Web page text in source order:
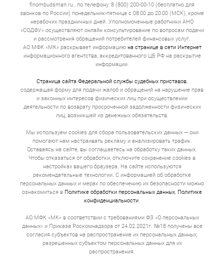
finombudsman.ru , по телефону: 8 (800) 200-00-10 (бесплатно для
звонков по России) понедельник-пятница с 08:00 до 20:00 (МСК), кроме
нерабочих праздничных дней. Уполномоченные работники АНО
«СОДФУ» осуществляют онлайн консультирование по вопросам подачи
и рассмотрения обращений потребителей финансовых услуг.
АО МФК «МК» раскрывает информацию на странице в сети Интернет
информационного агентства, аккредитованного ЦБ РФ на раскрытие
информации.
Страница сайта Федеральной службы судебных приставов,
содержащая форму для подачи жалоб и обращений на нарушение прав
и законных интересов физических лиц при осуществлении
деятельности по возврату просроченной задолженности физических
лиц, возникшей из денежных обязательств.
Мы используем cookies для сбора пользовательских данных — они
помогают нам настраивать рекламу и анализировать трафик.
Оставаясь на сайте, вы соглашаетесь на обработку таких данных.
Чтобы отказаться от обработки, отключите сохранение cookies в
настройках вашего браузера. На сайте используются
рекомендательные технологии. С информацией об обработке
персональных данных и мерах по обеспечению их безопасности можно
ознакомиться в Политике обработки персональных данных, Политике
конфиденциальности.
АО МФК «МК» в соответствии с требованиями ФЗ «О персональных
данных» и Приказа Роскомнадзора от 24.02.2021г. №18 получены все
согласия субъектов на распространение их персональных данных,
разрешенных субъектом персональных данных для их
распространения.